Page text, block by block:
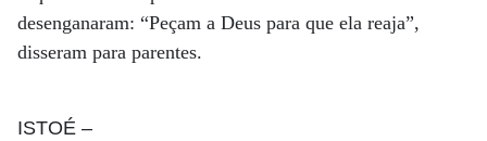
desenganaram: “Peçam a Deus para que ela reaja”,
disseram para parentes.
ISTOÉ –